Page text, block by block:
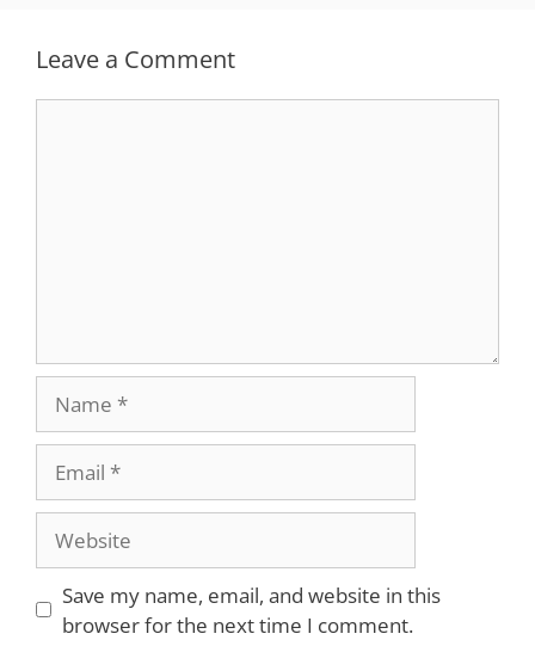
Leave a Comment
Website
Save my name, email, and website in this
browser for the next time I comment.